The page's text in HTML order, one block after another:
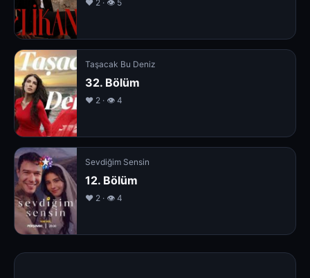
❤️ 2 · 👁 5
Taşacak Bu Deniz
32. Bölüm
❤️ 2 · 👁 4
Sevdiğim Sensin
12. Bölüm
❤️ 2 · 👁 4